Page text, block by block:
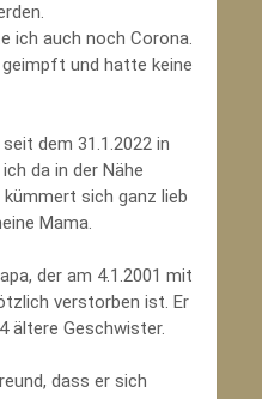
ich auch noch Corona.
geimpft und hatte keine
dem 31.1.2022 in
da in der Nähe
sich ganz lieb
Mama.
der am 4.1.2001 mit
verstorben ist. Er
ältere Geschwister.
dass er sich